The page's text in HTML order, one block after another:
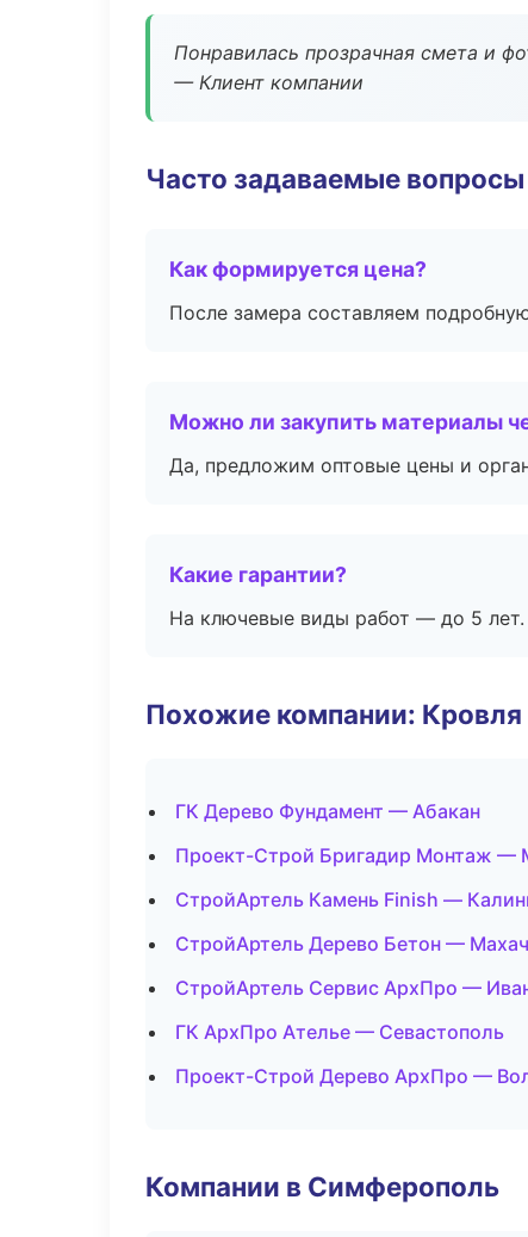
Понравилась прозрачная смета и
— Клиент компании
Часто задаваемые вопросы
Как формируется цена?
После замера составляем
Можно ли закупить материалы
Да, предложим оптовые цены и
Какие гарантии?
На ключевые виды работ — до 5 лет.
Похожие компании: Кровля
ГК Дерево Фундамент — Абакан
Проект-Строй Бригадир Монтаж —
СтройАртель Камень Finish —
СтройАртель Дерево Бетон —
СтройАртель Сервис АрхПро —
ГК АрхПро Ателье — Севастополь
Проект-Строй Дерево АрхПро —
Компании в Симферополь